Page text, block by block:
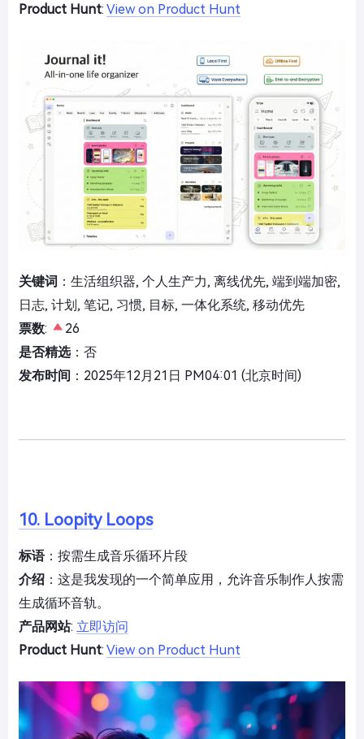
Product Hunt: View on Product Hunt
关键词 ：生活组织器, 个人生产力, 离线优先, 端到端加密,
日志, 计划, 笔记, 习惯, 目标, 一体化系统, 移动优先
票数:
26
是否精选：否
发布时间 ：2025年12月21日 PM04:01 (北京时间)
10. Loopity Loops
标语：按需生成音乐循环片段
介绍 ：这是我发现的一个简单应用，允许音乐制作人按需
生成循环音轨。
产品网站: 立即访问
Product Hunt: View on Product Hunt